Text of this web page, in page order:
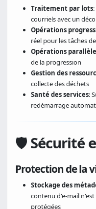
Traitement par lots
courriels avec un
Opérations
réel pour les tâches
Opérations
de la progression
Gestion des
collecte des déchets
Santé des services:
redémarrage
🛡️ Sécurité
Protection de la
Stockage des
contenu d'e-mail
protégées